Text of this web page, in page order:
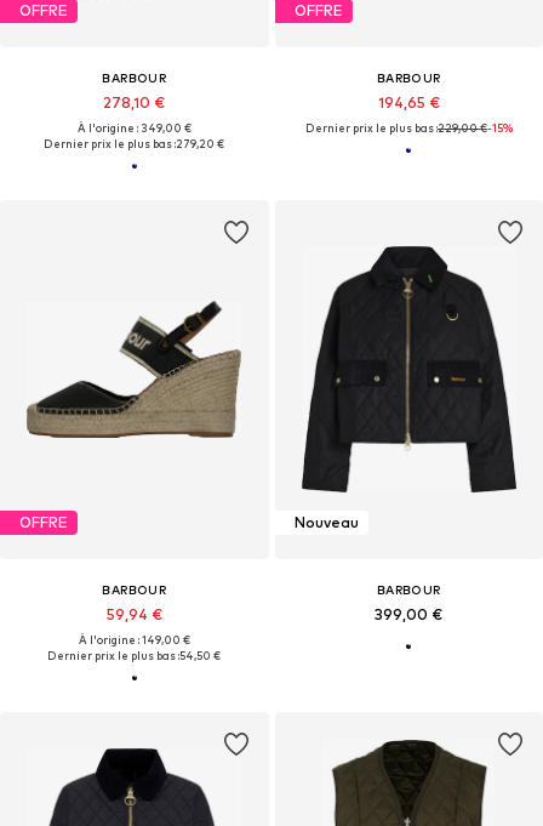
OFFRE
BARBOUR
278,10 €
À l'origine : 349,00 €
Dernier prix le plus bas :279,20 €
OFFRE
BARBOUR
194,65 €
Dernier prix le plus bas :229,00 €-15%
OFFRE
BARBOUR
59,94 €
À l'origine : 149,00 €
Dernier prix le plus bas :54,50 €
Nouveau
BARBOUR
399,00 €